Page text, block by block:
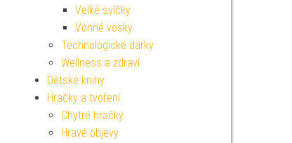
Velké svíčky
Vonné vosky
Technologické dárky
Wellness a zdraví
Dětské knihy
Hračky a tvoření
Chytré hračky
Hravé objevy